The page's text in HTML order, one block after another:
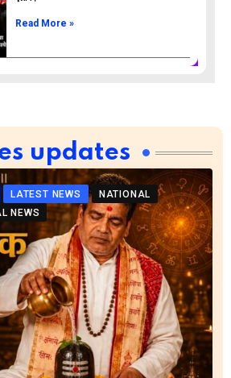
Read More »
updates
LATEST NEWS
NATIONAL
NEWS